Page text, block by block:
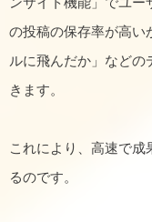
の投稿の保存率が高い
ルに飛んだか」など
きます。
これにより、高速で
るのです。